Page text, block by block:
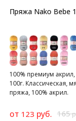
Пряжа Nako Bebe
100% премиум
100г. Классическая,
пряжа, 100% акрил.
от 123 руб. 165